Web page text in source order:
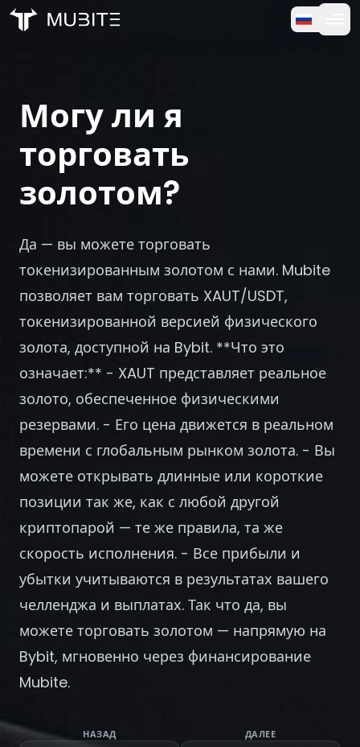
Отзывы
Войти
Могу ли я
торговать
золотом?
Да — вы можете торговать
токенизированным золотом с нами. Mubite
позволяет вам торговать XAUT/USDT,
токенизированной версией физического
золота, доступной на Bybit. **Что это
означает:** - XAUT представляет реальное
золото, обеспеченное физическими
резервами. - Его цена движется в реальном
времени с глобальным рынком золота. - Вы
можете открывать длинные или короткие
позиции так же, как с любой другой
криптопарой — те же правила, та же
скорость исполнения. - Все прибыли и
убытки учитываются в результатах вашего
челленджа и выплатах. Так что да, вы
можете торговать золотом — напрямую на
Bybit, мгновенно через финансирование
Mubite.
НАЗАД ДАЛЕЕ